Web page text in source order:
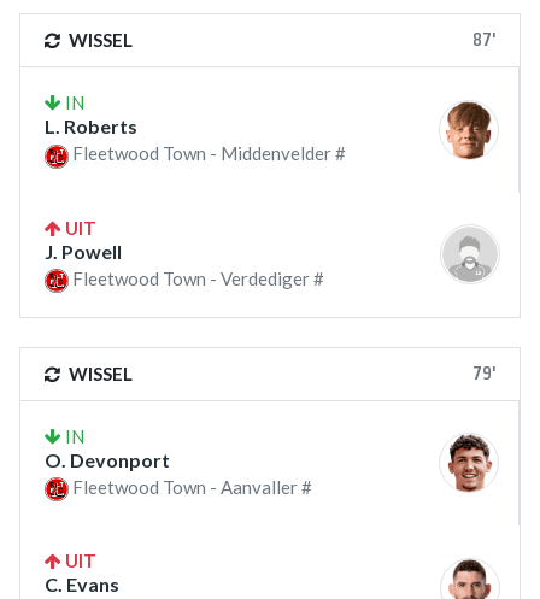
WISSEL 87'
IN
L. Roberts
Fleetwood Town - Middenvelder #
UIT
J. Powell
Fleetwood Town - Verdediger #
WISSEL 79'
IN
O. Devonport
Fleetwood Town - Aanvaller #
UIT
C. Evans